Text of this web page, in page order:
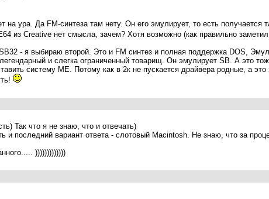
на ура. Да FM-синтеза там нету. Он его эмулирует, то есть
из Creative нет смысла, зачем? Хотя возможно (как правильно
- я выбираю второй. Это и FM синтез и полная поддержка DOS,
и слегка ограниченный товарищ. Он эмулирует SB. А это
систему ME. Потому как в 2к не пускается драйвера родные, а
Так что я не знаю, что и отвечать)
и последний вариант ответа - слотовый Macintosh. Не знаю, что за
)))))))))))))